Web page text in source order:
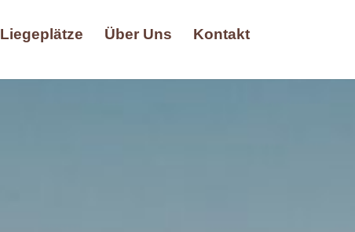
Liegeplätze Über Uns Kontakt